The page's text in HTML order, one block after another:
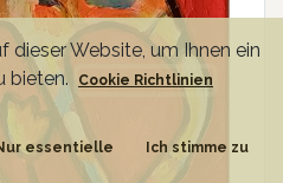
dieser Website, um Ihnen ein
bieten.
Cookie Richtlinien
essentielle Ich stimme zu